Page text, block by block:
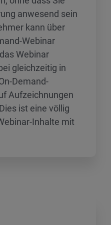
anwesend sein
kann über
Webinar
Webinar
gleichzeitig in
Demand-
Aufzeichnungen
ist eine völlig
Inhalte mit